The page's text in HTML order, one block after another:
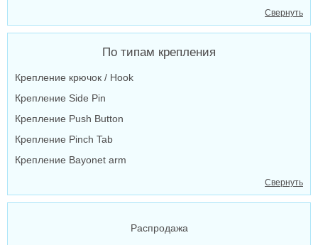
Свернуть
По типам крепления
Крепление крючок / Hook
Крепление Side Pin
Крепление Push Button
Крепление Pinch Tab
Крепление Bayonet arm
Свернуть
Распродажа